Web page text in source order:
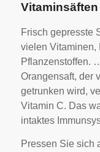
Vitaminsäften
Frisch gepresste
vielen Vitaminen,
Pflanzenstoffen.
Orangensaft, der
getrunken wird,
Vitamin C. Das
intaktes
Pressen Sie sich